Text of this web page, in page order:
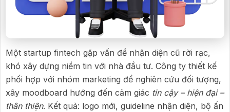
Một startup fintech gặp vấn đề nhận diện cũ rời rạc,
khó xây dựng niềm tin với nhà đầu tư. Công ty thiết kế
phối hợp với nhóm marketing để nghiên cứu đối tượng,
xây moodboard hướng đến cảm giác tin cậy – hiện đại –
thân thiện. Kết quả: logo mới, guideline nhận diện, bộ ấn